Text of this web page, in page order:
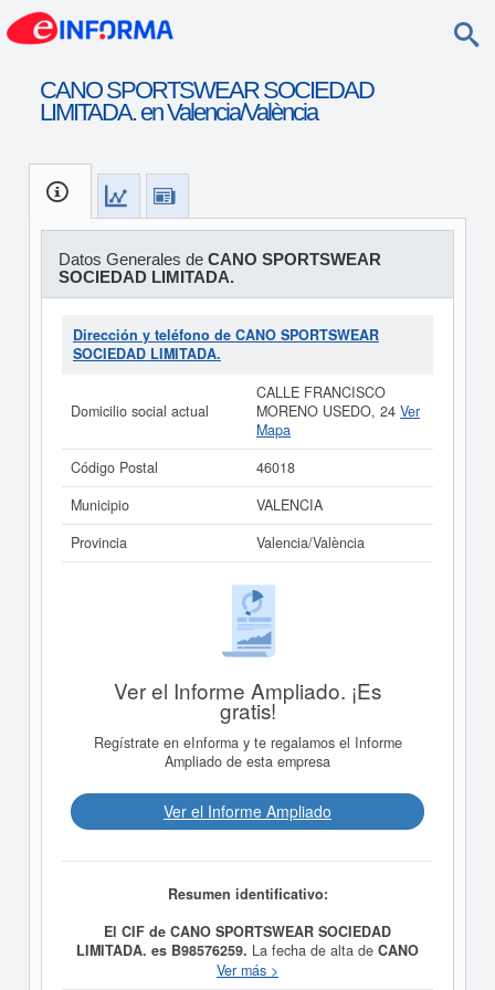
CANO SPORTSWEAR SOCIEDAD
LIMITADA. en Valencia/València
Datos Generales de CANO SPORTSWEAR
SOCIEDAD LIMITADA.
Dirección y teléfono de CANO SPORTSWEAR
SOCIEDAD LIMITADA.
Domicilio social actual
CALLE FRANCISCO
MORENO USEDO, 24 Ver
Mapa
Código Postal
46018
Municipio
VALENCIA
Provincia
Valencia/València
Ver el Informe Ampliado. ¡Es
gratis!
Regístrate en eInforma y te regalamos el Informe
Ampliado de esta empresa
Ver el Informe Ampliado
Resumen identificativo:
El CIF de CANO SPORTSWEAR SOCIEDAD
LIMITADA. es B98576259. La fecha de alta de CANO
SPORTSWEAR SOCIEDAD LIMITADA.
Ver más >